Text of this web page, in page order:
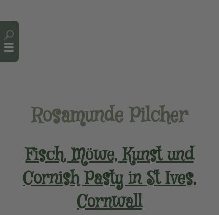
Rosamunde Pilcher
Fisch, Möwe, Kunst und
Cornish Pasty in St Ives,
Cornwall